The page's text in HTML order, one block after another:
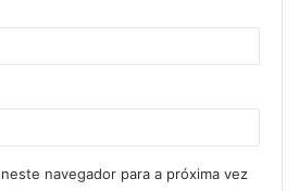
navegador para a próxima vez